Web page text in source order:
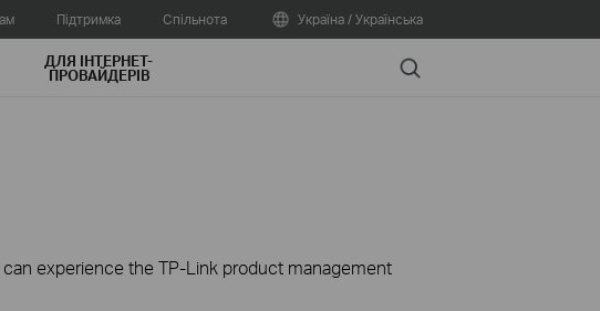
Підтримка Спільнота Україна / Українська
ДЛЯ ІНТЕРНЕТ-
ПРОВАЙДЕРІВ Search
experience the TP-Link product management